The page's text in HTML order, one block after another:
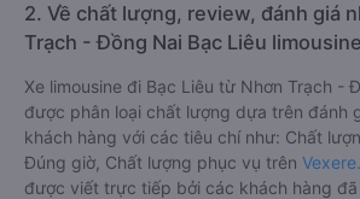
2. Về chất lượng, review, đánh giá
Trạch - Đồng Nai Bạc Liêu limousine
Xe limousine đi Bạc Liêu từ Nhơn Trạch -
được phân loại chất lượng dựa trên đánh
khách hàng với các tiêu chí như: Chất
Đúng giờ, Chất lượng phục vụ trên
được viết trực tiếp bởi các khách hàng